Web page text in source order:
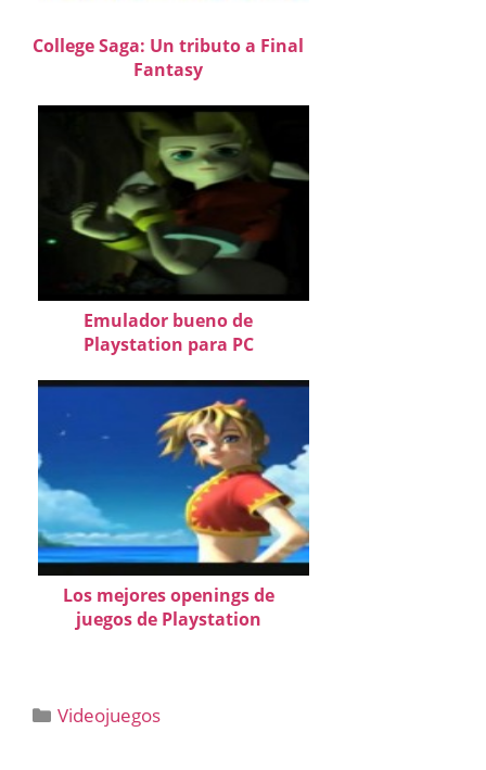
College Saga: Un tributo a Final
Fantasy
Emulador bueno de
Playstation para PC
Los mejores openings de
juegos de Playstation
Categorías
Videojuegos